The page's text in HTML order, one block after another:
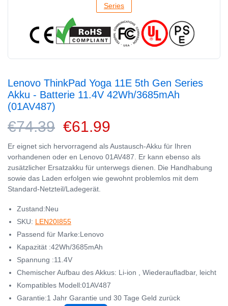
Lenovo ThinkPad Yoga 11E 5th Gen Series
Akku - Batterie 11.4V 42Wh/3685mAh
(01AV487)
€74.39 €61.99
Er eignet sich hervorragend als Austausch-Akku für Ihren
vorhandenen oder en Lenovo 01AV487. Er kann ebenso als
zusätzlicher Ersatzakku für unterwegs dienen. Die Handhabung
sowie das Laden erfolgen wie gewohnt problemlos mit dem
Standard-Netzteil/Ladegerät.
Zustand:Neu
SKU: LEN20I855
Passend für Marke:Lenovo
Kapazität :42Wh/3685mAh
Spannung :11.4V
Chemischer Aufbau des Akkus: Li-ion , Wiederaufladbar, leicht
Kompatibles Modell:01AV487
Garantie:1 Jahr Garantie und 30 Tage Geld zurück